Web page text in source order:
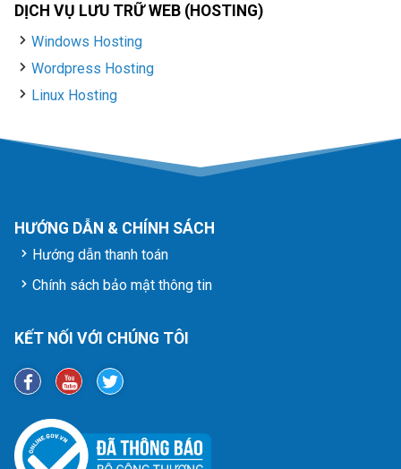
DỊCH VỤ LƯU TRỮ WEB (HOSTING)
Windows Hosting
Wordpress Hosting
Linux Hosting
HƯỚNG DẪN & CHÍNH SÁCH
Hướng dẫn thanh toán
Chính sách bảo mật thông tin
KẾT NỐI VỚI CHÚNG TÔI